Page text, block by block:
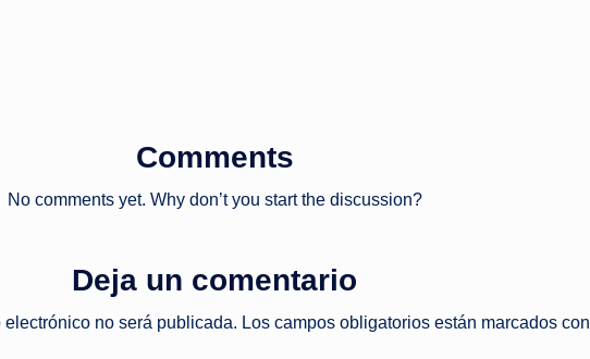
Comments
No comments yet. Why don’t you start the discussion?
Deja un comentario
no será publicada. Los campos obligatorios están marcados con